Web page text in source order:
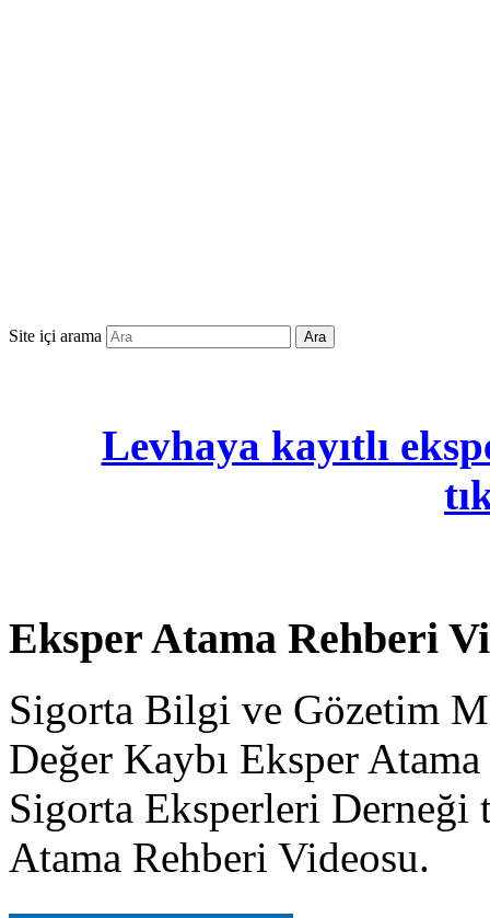
Site içi arama Ara
Levhaya kayıtlı
Eksper Atama Rehberi
Sigorta Bilgi ve Gözetim
Değer Kaybı Eksper
Sigorta Eksperleri Derneği
Atama Rehberi Videosu.